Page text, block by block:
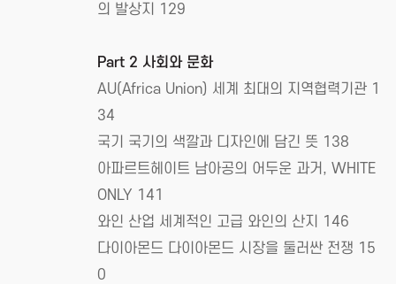
의 발상지 129
Part 2 사회와 문화
AU(Africa Union) 세계 최대의 지역협력기관 1
34
국기 국기의 색깔과 디자인에 담긴 뜻 138
아파르트헤이트 남아공의 어두운 과거, WHITE
ONLY 141
와인 산업 세계적인 고급 와인의 산지 146
다이아몬드 다이아몬드 시장을 둘러싼 전쟁 15
0